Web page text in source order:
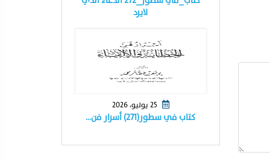
لايرد
كتاب في سطور(٢٧١) أسرار فن…